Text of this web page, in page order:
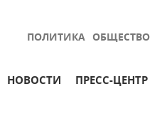
ПОЛИТИКА ОБЩЕСТВО
НОВОСТИ ПРЕСС-ЦЕНТР